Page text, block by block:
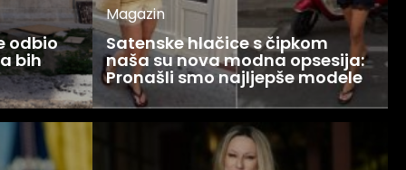
odbio
bih
Magazin
Satenske hlačice s čipkom
naša su nova modna opsesija:
Pronašli smo najljepše modele